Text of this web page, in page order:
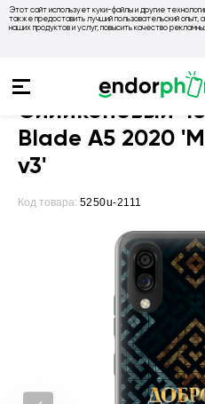
Этот сайт использует куки-файлы и другие
также предоставить лучший пользовательский опыт,
наших продуктов и услуг, повысить качество
Чехлы
Силиконовый
Blade A5 2020
v3'
Код товара: 5250u-2111